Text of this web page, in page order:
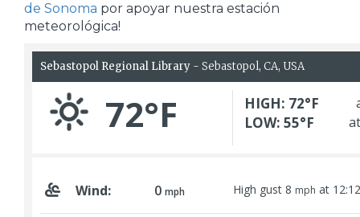
de Sonoma por apoyar nuestra estación
meteorológica!